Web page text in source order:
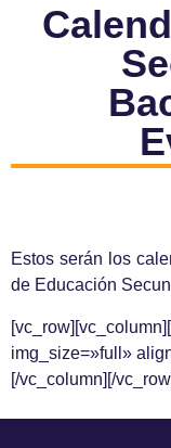
Estos serán los
de Educación
img_size=»full»
[/vc_column][/